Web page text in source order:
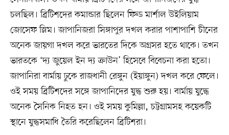
চলছিল। ব্রিটিশদের কমান্ডার ছিলেন ফিল্ড মার্শাল উইলিয়াম
জোসেফ স্লিম। জাপানিজরা সিঙ্গাপুর দখল করার পাশাপাশি চীনের
অনেক জায়গা দখল করে ভারতের দিকে অগ্রসর হতে থাকে। তখন
ভারতকে ‘দ্য জুয়েল ইন দ্য ক্রাউন’ হিসেবে বিবেচনা করা হতো।
জাপানিরা বার্মায় ঢুকে রাজধানী রেঙ্গুন (ইয়াঙ্গুন) দখল করে ফেলে।
ওই সময় ব্রিটিশদের সঙ্গে জাপানিদের যুদ্ধ শুরু হয়। বার্মায় যুদ্ধে
অনেক সৈনিক নিহত হন। ওই সময় কুমিল্লা, চট্টগ্রামসহ কয়েকটি
স্থানে যুদ্ধসমাধি তৈরি করেছিলেন ব্রিটিশরা।